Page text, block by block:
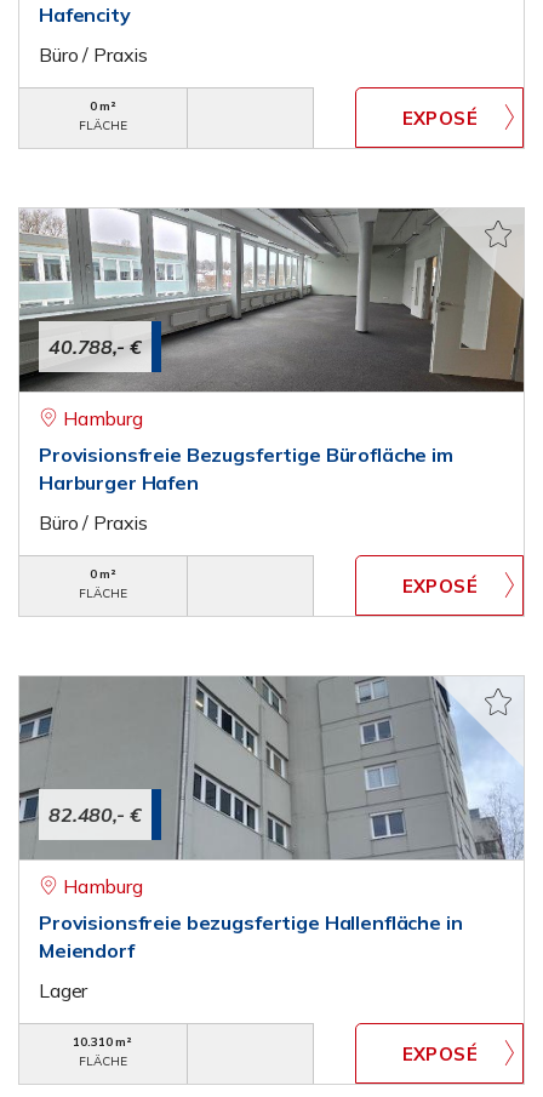
Hafencity
Büro / Praxis
0 m²
FLÄCHE
40.788,- €
Hamburg
Provisionsfreie Bezugsfertige Bürofläche im
Harburger Hafen
Büro / Praxis
0 m²
FLÄCHE
82.480,- €
Hamburg
Provisionsfreie bezugsfertige Hallenfläche in
Meiendorf
Lager
10.310 m²
FLÄCHE